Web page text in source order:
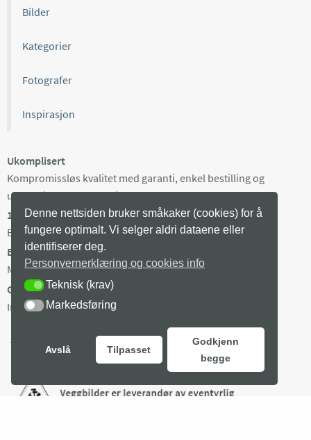
Bilder
Kategorier
Fotografer
Inspirasjon
Ukomplisert
Kompromissløs kvalitet med garanti, enkel bestilling og
ukomplisert kundeservice.
100% norsk
Bilder fra utvalgte norske fotografer, trykket i Norge.
Begrenset opplag
Maks 100 eksemplarer av hvert bilde, trykket på bestilling.
Gratis frakt i Norge
Ingen minstepris. Produksjonstid 3-8 arb dager + levering.
Denne nettsiden bruker småkaker (cookies) for å
fungere optimalt. Vi selger aldri dataene eller
identifiserer deg.
Personvernerklæring og cookies info
TEKNISK (KRAV)
Teknisk (krav)
MARKEDSFØRING
Markedsføring
Avslå Tilpasset
Godkjenn
begge